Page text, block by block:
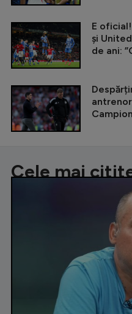
E
și
de ani:
Cele mai